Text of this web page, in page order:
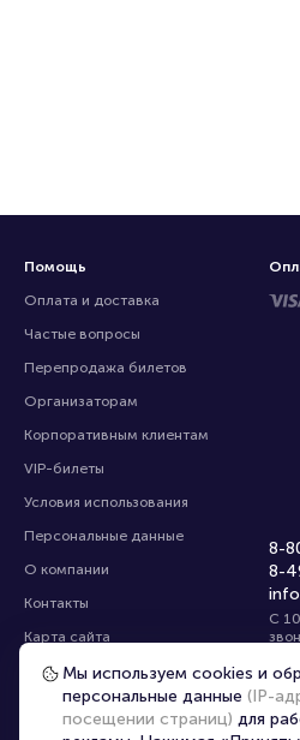
Помощь
Оплата и доставка
Частые вопросы
Перепродажа билетов
Организаторам
Корпоративным клиентам
VIP-билеты
Условия использования
Персональные данные
О компании
Контакты
Карта сайта
Управление cookies
8-
8-
С
Главная Санкт-
Мы используем cookies и
персональные данные (IP-
посещении страниц) для